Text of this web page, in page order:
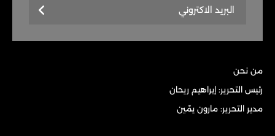
من نحن
رئيس التحرير: إبراهيم ريحان
مدير التحرير: مارون يمّين